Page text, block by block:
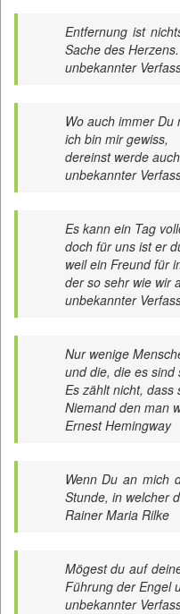
Entfernung ist
Sache des Herzens.
unbekannter
Wo auch immer Du
ich bin mir gewiss,
dereinst werde
unbekannter
Es kann ein Tag
doch für uns ist er
weil ein Freund für
der so sehr wie wir
unbekannter
Nur wenige
und die, die es sind
Es zählt nicht, dass
Niemand den man
Ernest Hemingway
Wenn Du an mich
Stunde, in welcher
Rainer Maria Rilke
Mögest du auf
Führung der Engel
unbekannter